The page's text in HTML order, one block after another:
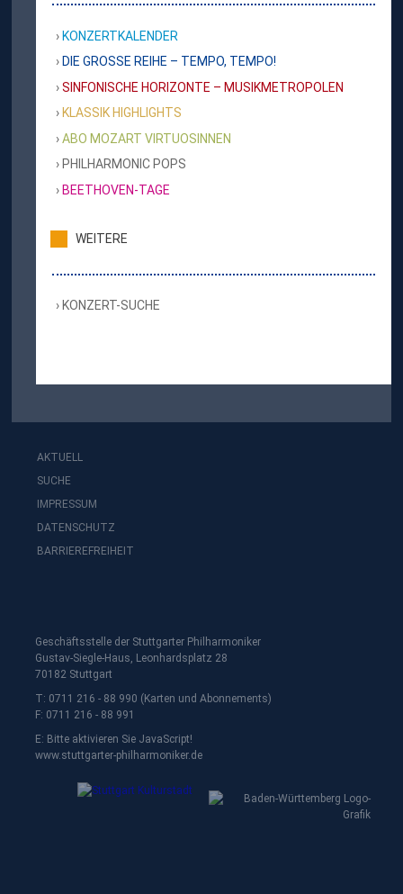
KONZERTKALENDER
DIE GROSSE REIHE – TEMPO, TEMPO!
SINFONISCHE HORIZONTE – MUSIKMETROPOLEN
KLASSIK HIGHLIGHTS
ABO MOZART VIRTUOSINNEN
PHILHARMONIC POPS
BEETHOVEN-TAGE
WEITERE
KONZERT-SUCHE
AKTUELL
SUCHE
IMPRESSUM
DATENSCHUTZ
BARRIEREFREIHEIT
Geschäftsstelle der Stuttgarter Philharmoniker
Gustav-Siegle-Haus, Leonhardsplatz 28
70182 Stuttgart
T: 0711 216 - 88 990 (Karten und Abonnements)
F: 0711 216 - 88 991
E: Bitte aktivieren Sie JavaScript!
www.stuttgarter-philharmoniker.de